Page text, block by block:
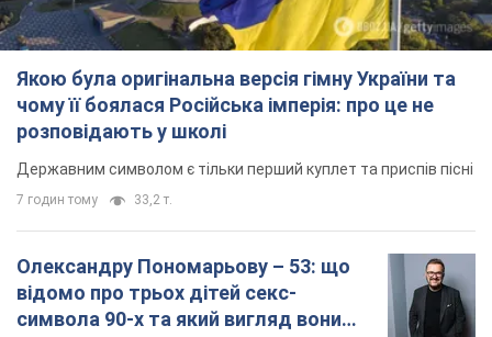
Олександру Пономарьову – 53: що
відомо про трьох дітей секс-
символа 90-х та який вигляд вони
мають
За розвитком кар'єри артист не забував про
долари 1996 року: чи приймають
обмінники та банки такі купюри